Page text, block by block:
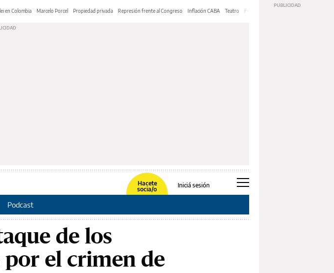
en Colombia Marcelo Porcel Propiedad privada Represión frente al Congreso Inflación CABA Teatro Feria de Editores
Hacete
socia/o
Iniciá sesión
Podcast
de los
el crimen de